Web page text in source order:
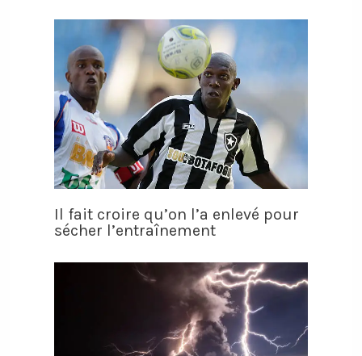
Il fait croire qu’on l’a enlevé pour
sécher l’entraînement